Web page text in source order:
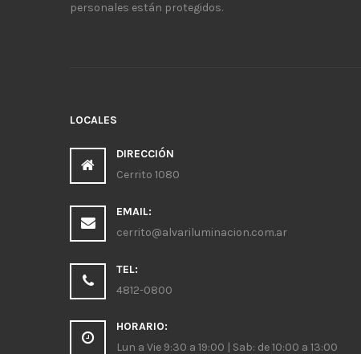
personales están protegidos.
LOCALES
DIRECCIÓN
Cerrito 1080
EMAIL:
cerrito@alvariluminacion.com.ar
TEL:
4812-0800
HORARIO:
Lun a Vie 9:30 a 19:00 | Sab: de 10:00 a 13:00